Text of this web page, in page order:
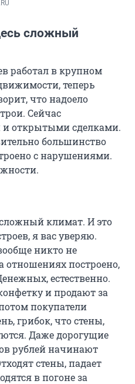
сложный
работал в крупном
теперь
что надоело
Сейчас
и открытыми сделками.
большинство
с нарушениями.
климат. И это
я вас уверяю.
никто не
отношениях построено,
естественно.
и продают за
покупатели
грибок, что стены,
Даже дорогущие
рублей начинают
стены, падает
в погоне за